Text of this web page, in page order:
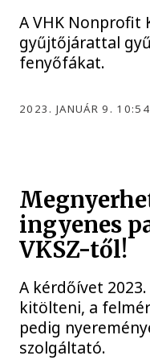
A VHK Nonprofit
gyűjtőjárattal
fenyőfákat.
2023. JANUÁR 9. 10:54
ingyenes
VKSZ-től!
A kérdőívet
kitölteni, a
pedig
szolgáltató.